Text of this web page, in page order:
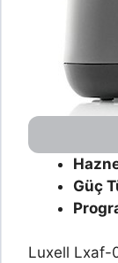
Güç
Luxell Lxaf-